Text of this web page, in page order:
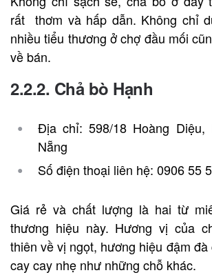
rất thơm và hấp dẫn. Không chỉ
nhiều tiểu thương ở chợ đầu mối
về bán.
2.2.2. Chả bò Hạnh
Địa chỉ: 598/18 Hoàng
Nẵng
Số điện thoại liên hệ: 0906 55
Giá rẻ và chất lượng là hai từ
thương hiệu này. Hương vị của
thiên về vị ngọt, hương hiệu đậm
cay cay nhẹ như những chỗ khác.